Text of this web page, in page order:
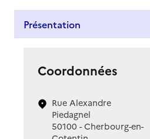
Présentation
Coordonnées
Rue Alexandre
Piedagnel
50100 - Cherbourg-en-